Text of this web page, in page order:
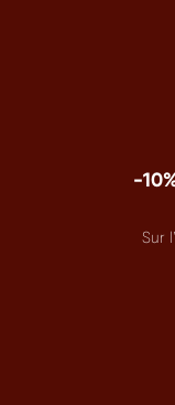
-
Sur